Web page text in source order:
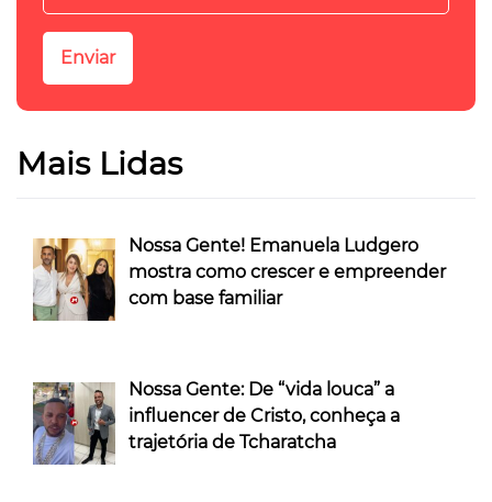
Mais Lidas
Nossa Gente! Emanuela Ludgero
mostra como crescer e empreender
com base familiar
Nossa Gente: De “vida louca” a
influencer de Cristo, conheça a
trajetória de Tcharatcha